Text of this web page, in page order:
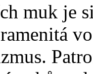
muk je